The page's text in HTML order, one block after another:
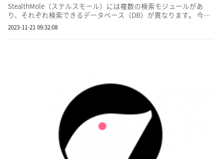
StealthMole（ステルスモール）には複数の検索モジュールがあ
り、それぞれ検索できるデータベース（DB）が異なります。 今回
はRM（Ransomware Monitoring）とLM（Leaked Monitoring）の使
用例をお見せします。 StealthMoleの主なモジュール RMを開く
2023-11-21 09:32:08